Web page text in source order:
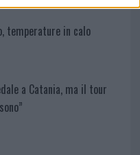
temperature in calo
a Catania, ma il tour